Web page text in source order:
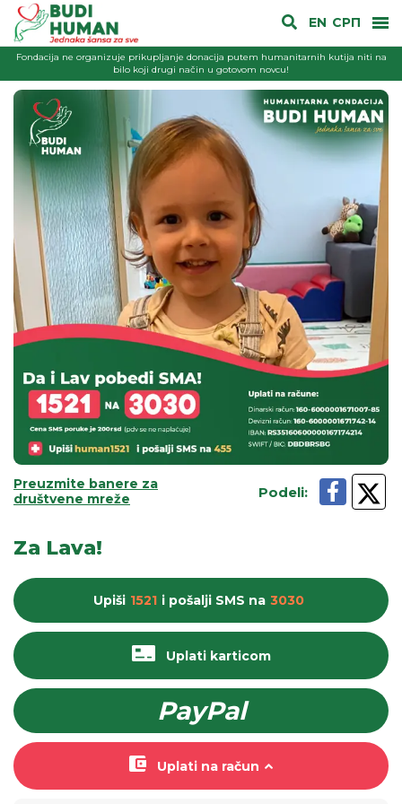
EN СРП
Fondacija ne organizuje prikupljanje donacija putem humanitarnih kutija niti na
bilo koji drugi način u gotovom novcu!
Preuzmite banere za
društvene mreže
Podeli:
Za Lava!
Uplati na račun
Uplati karticom
PayPal
Upiši 1521 i pošalji SMS na 3030